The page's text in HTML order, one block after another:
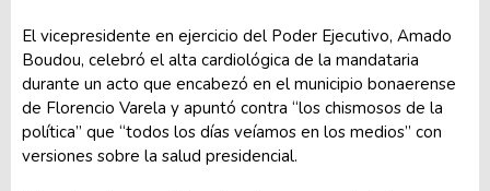
El vicepresidente en ejercicio del Poder Ejecutivo, Amado
Boudou, celebró el alta cardiológica de la mandataria
durante un acto que encabezó en el municipio bonaerense
de Florencio Varela y apuntó contra “los chismosos de la
política” que “todos los días veíamos en los medios” con
versiones sobre la salud presidencial.